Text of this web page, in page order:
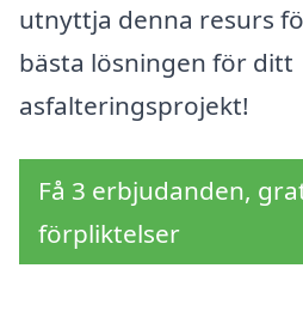
utnyttja denna resurs
bästa lösningen för ditt
asfalteringsprojekt!
Få 3 erbjudanden,
förpliktelser